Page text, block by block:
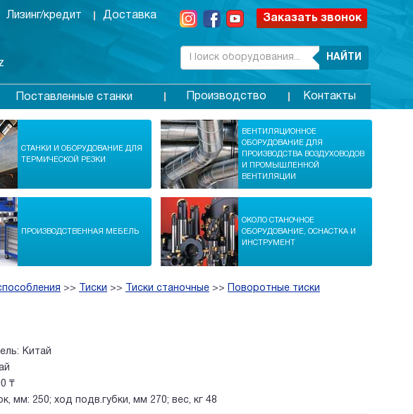
Лизинг/кредит Доставка Заказать звонок
НАЙТИ
Поставленные станки Производство Контакты
СТАНКИ И ОБОРУДОВАНИЕ ДЛЯ
ТЕРМИЧЕСКОЙ РЕЗКИ
ВЕНТИЛЯЦИОННОЕ
ОБОРУДОВАНИЕ ДЛЯ
ПРОИЗВОДСТВА ВОЗДУХОВОДОВ
И ПРОМЫШЛЕННОЙ
ВЕНТИЛЯЦИИ
ПРОИЗВОДСТВЕННАЯ МЕБЕЛЬ
ОКОЛО СТАНОЧНОЕ
ОБОРУДОВАНИЕ, ОСНАСТКА И
ИНСТРУМЕНТ
>> Тиски >> Тиски станочные >>
Поворотные тиски
Китай
₸
мм: 250; ход подв.губки, мм 270; вес, кг 48